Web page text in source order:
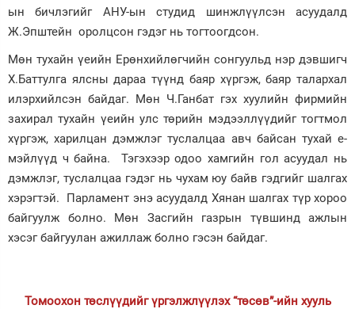
ын бичлэгийг АНУ-ын студид шинжлүүлсэн асуудалд
Ж.Эпштейн оролцсон гэдэг нь тогтоогдсон.
Мөн тухайн үеийн Ерөнхийлөгчийн сонгуульд нэр дэвшигч
Х.Баттулга ялсны дараа түүнд баяр хүргэж, баяр талархал
илэрхийлсэн байдаг. Мөн Ч.Ганбат гэх хуулийн фирмийн
захирал тухайн үеийн улс төрийн мэдээллүүдийг тогтмол
хүргэж, харилцан дэмжлэг туслалцаа авч байсан тухай е-
мэйлүүд ч байна. Тэгэхээр одоо хамгийн гол асуудал нь
дэмжлэг, туслалцаа гэдэг нь чухам юу байв гэдгийг шалгах
хэрэгтэй. Парламент энэ асуудалд Хянан шалгах түр хороо
байгуулж болно. Мөн Засгийн газрын түвшинд ажлын
хэсэг байгуулан ажиллаж болно гэсэн байдаг.
Томоохон төслүүдийг үргэлжлүүлэх “төсөв”-ийн хууль